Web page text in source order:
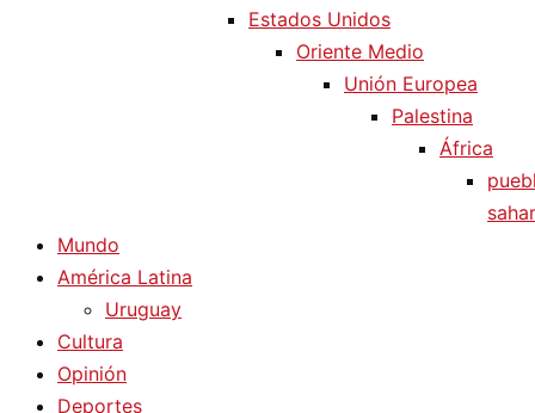
Estados Unidos
Oriente Medio
Unión Europea
Palestina
África
Mundo
América Latina
Uruguay
Cultura
Opinión
Deportes